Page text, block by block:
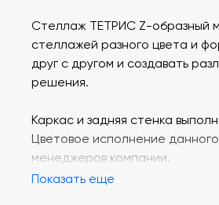
Стеллаж ТЕТРИС Z-образный
стеллажей разного цвета и
друг с другом и создавать
решения.
Каркас и задняя стенка
Цветовое исполнение
менеджеров компании.
Показать еще